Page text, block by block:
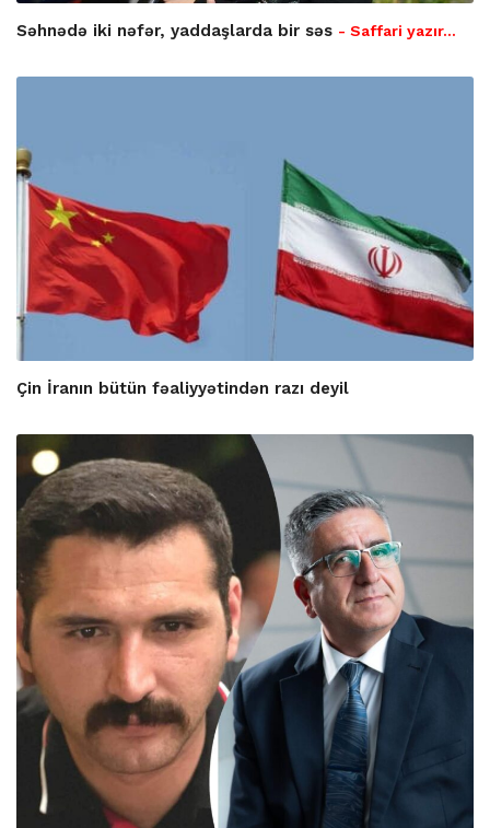
Səhnədə iki nəfər, yaddaşlarda bir səs - Saffari yazır…
Çin İranın bütün fəaliyyətindən razı deyil